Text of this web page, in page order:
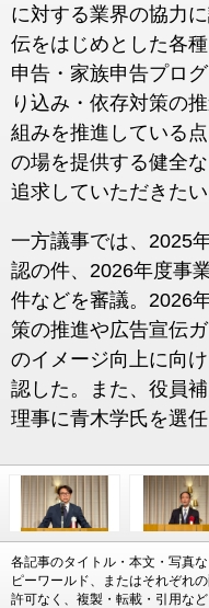
に対する業界の協力
伝をはじめとした各
申告・家族申告プロ
り込み・依存対策の
組みを推進している
の場を提供する健全
追求していただきたい
一方議事では、2025
認の件、2026年度事
件などを審議。2026
策の推進や広告宣伝
のイメージ向上に向
認した。また、役員
理事に青木学氏を選任
各記事のタイトル・本文・写真
ピーワールド、またはそれぞれ
許可なく、複製・転載・引用な